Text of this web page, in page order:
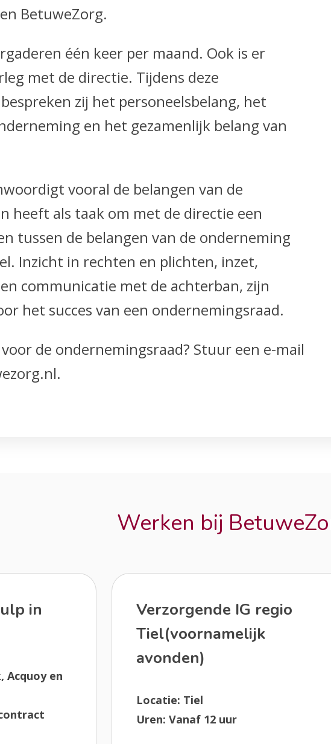
BetuweZorg.
één keer per maand. Ook is er
met de directie. Tijdens deze
zij het personeelsbelang, het
en het gezamenlijk belang van
vooral de belangen van de
heeft als taak om met de directie een
tussen de belangen van de onderneming
Inzicht in rechten en plichten, inzet,
communicatie met de achterban, zijn
het succes van een ondernemingsraad.
de ondernemingsraad? Stuur een e-mail
Werken bij
in
Acquoy en
Verzorgende IG regio
Tiel(voornamelijk
avonden)
Locatie: Tiel
Uren: Vanaf 12 uur